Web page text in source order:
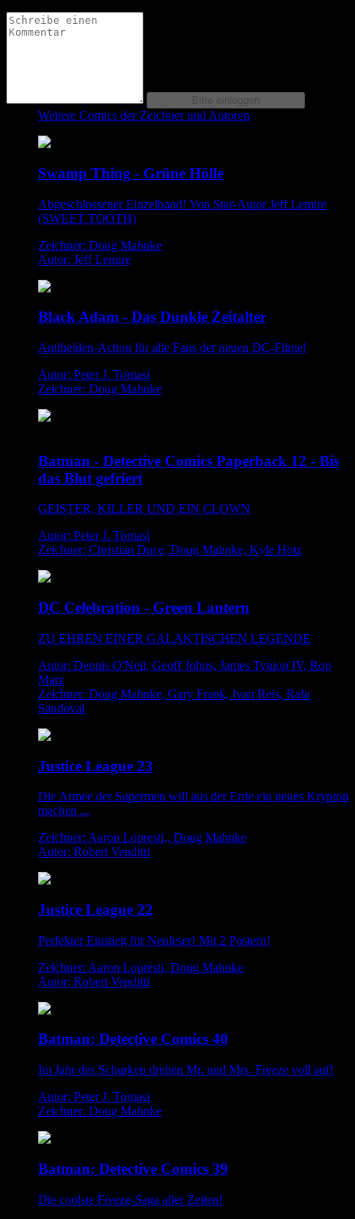
Weitere Comics der Zeichner und Autoren
Swamp Thing - Grüne Hölle
Abgeschlossener Einzelband! Von Star-Autor Jeff Lemire
(SWEET TOOTH)
Zeichner: Doug Mahnke
Autor: Jeff Lemire
Black Adam - Das Dunkle Zeitalter
Antihelden-Action für alle Fans der neuen DC-Filme!
Autor: Peter J. Tomasi
Zeichner: Doug Mahnke
Batman - Detective Comics Paperback 12 - Bis
das Blut gefriert
GEISTER, KILLER UND EIN CLOWN
Autor: Peter J. Tomasi
Zeichner: Christian Duce, Doug Mahnke, Kyle Hotz
DC Celebration - Green Lantern
ZU EHREN EINER GALAKTISCHEN LEGENDE
Autor: Dennis O'Neil, Geoff Johns, James Tynion IV, Ron
Marz
Zeichner: Doug Mahnke, Gary Frank, Ivan Reis, Rafa
Sandoval
Justice League 23
Die Armee der Supermen will aus der Erde ein neues Krypton
machen ...
Zeichner: Aaron Lopresti,, Doug Mahnke
Autor: Robert Venditti
Justice League 22
Perfekter Einstieg für Neuleser! Mit 2 Postern!
Zeichner: Aaron Lopresti, Doug Mahnke
Autor: Robert Venditti
Batman: Detective Comics 40
Im Jahr des Schurken drehen Mr. und Mrs. Freeze voll auf!
Autor: Peter J. Tomasi
Zeichner: Doug Mahnke
Batman: Detective Comics 39
Die coolste Freeze-Saga aller Zeiten!